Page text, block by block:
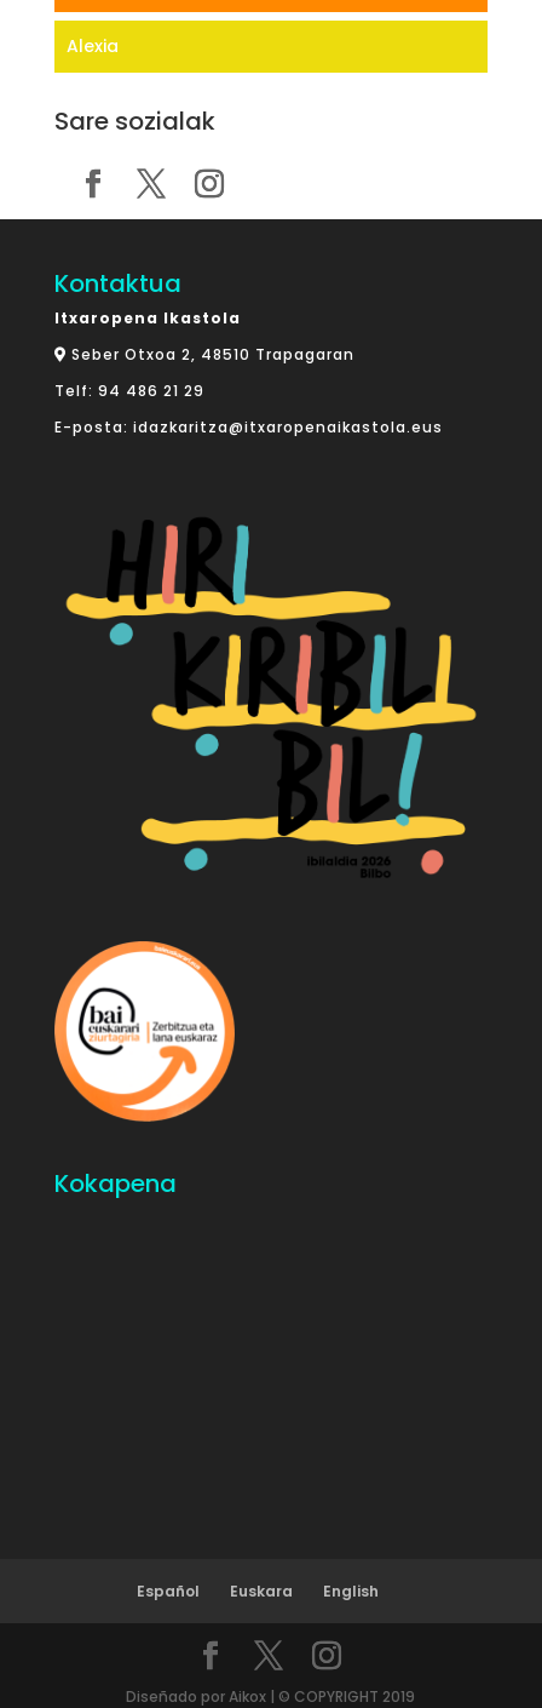
Alexia
Sare sozialak
Kontaktua
Itxaropena Ikastola
Seber Otxoa 2, 48510 Trapagaran
Telf: 94 486 21 29
E-posta: idazkaritza@itxaropenaikastola.eus
Kokapena
Español Euskara English
Diseñado por Aikox | © COPYRIGHT 2019